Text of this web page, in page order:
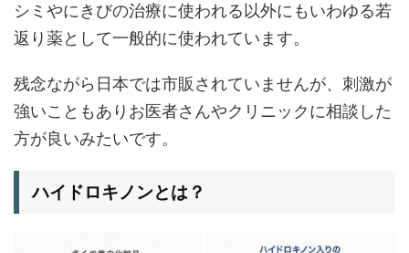
シミやにきびの治療に使われる以外にもいわゆる若
返り薬として一般的に使われています。
残念ながら日本では市販されていませんが、刺激が
強いこともありお医者さんやクリニックに相談した
方が良いみたいです。
ハイドロキノンとは？